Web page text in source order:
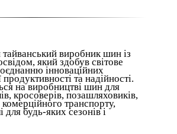
виробник шин із
який здобув світове
інноваційних
та надійності.
на виробництві шин для
кросоверів, позашляховиків,
транспорту,
будь-яких сезонів і